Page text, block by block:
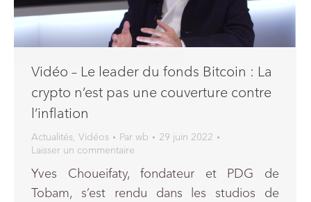
Vidéo – Le leader du fonds Bitcoin : La
crypto n’est pas une couverture contre
l’inflation
Actualités, Vidéos Par wb
29 juin 2022
Laisser un commentaire
Yves Choueifaty, fondateur et PDG de
Tobam, s’est rendu dans les studios de